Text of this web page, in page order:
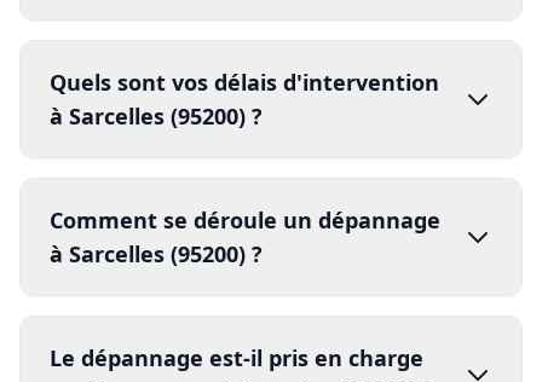
pièces de
rechange
jour même 48h
2.
3. réparation
4.
compte rendu détaillé
Le dépannage est-il pris en charge
par l'assurance à Sarcelles (95200) ?
dégâts climatiques
assurance
rapport d'intervention
facture détaillée
Proposez-vous des contrats
d'entretien pour Sarcelles (95200) ?